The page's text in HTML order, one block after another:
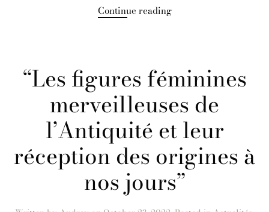
Continue reading
“Les figures féminines
merveilleuses de
l’Antiquité et leur
réception des origines à
nos jours”